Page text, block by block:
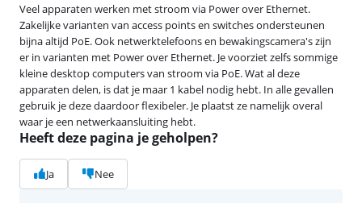
Veel apparaten werken met stroom via Power over Ethernet.
Zakelijke varianten van access points en switches ondersteunen
bijna altijd PoE. Ook netwerktelefoons en bewakingscamera's zijn
er in varianten met Power over Ethernet. Je voorziet zelfs sommige
kleine desktop computers van stroom via PoE. Wat al deze
apparaten delen, is dat je maar 1 kabel nodig hebt. In alle gevallen
gebruik je deze daardoor flexibeler. Je plaatst ze namelijk overal
waar je een netwerkaansluiting hebt.
Heeft deze pagina je geholpen?
Ja Nee